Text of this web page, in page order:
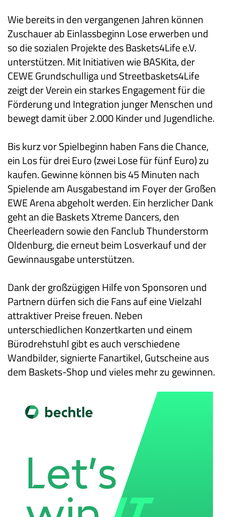
Wie bereits in den vergangenen Jahren können
Zuschauer ab Einlassbeginn Lose erwerben und
so die sozialen Projekte des Baskets4Life e.V.
unterstützen. Mit Initiativen wie BASKita, der
CEWE Grundschulliga und Streetbaskets4Life
zeigt der Verein ein starkes Engagement für die
Förderung und Integration junger Menschen und
bewegt damit über 2.000 Kinder und Jugendliche.
Bis kurz vor Spielbeginn haben Fans die Chance,
ein Los für drei Euro (zwei Lose für fünf Euro) zu
kaufen. Gewinne können bis 45 Minuten nach
Spielende am Ausgabestand im Foyer der Großen
EWE Arena abgeholt werden. Ein herzlicher Dank
geht an die Baskets Xtreme Dancers, den
Cheerleadern sowie den Fanclub Thunderstorm
Oldenburg, die erneut beim Losverkauf und der
Gewinnausgabe unterstützen.
Dank der großzügigen Hilfe von Sponsoren und
Partnern dürfen sich die Fans auf eine Vielzahl
attraktiver Preise freuen. Neben
unterschiedlichen Konzertkarten und einem
Bürodrehstuhl gibt es auch verschiedene
Wandbilder, signierte Fanartikel, Gutscheine aus
dem Baskets-Shop und vieles mehr zu gewinnen.